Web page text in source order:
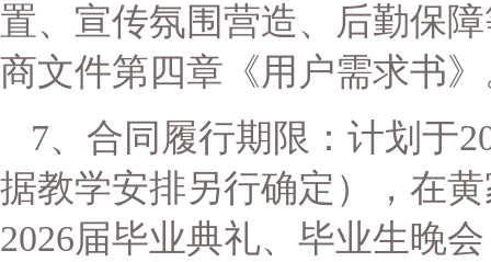
置、宣传氛围营造、后勤保
商文件第四章《用户需求书
7、合同履行期限： 计划于
据教学安排另行确定）
，在
2026届毕业典礼、毕业生晚